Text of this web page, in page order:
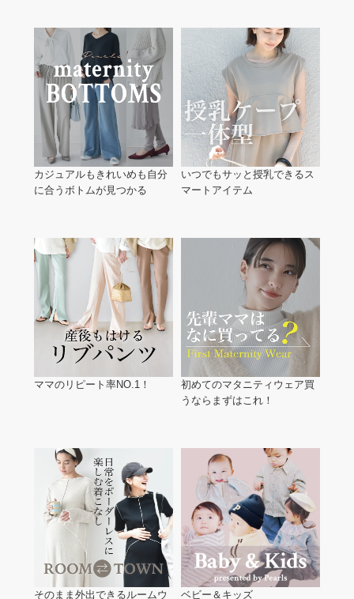
カジュアルもきれいめも自分
に合うボトムが見つかる
いつでもサッと授乳できるス
マートアイテム
ママのリピート率NO.1！
初めてのマタニティウェア買
うならまずはこれ！
そのまま外出できるルームウ
ベビー＆キッズ